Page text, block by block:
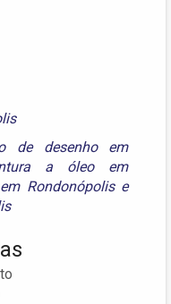
de desenho em
a óleo em
Rondonópolise